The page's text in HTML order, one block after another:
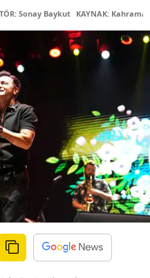
Sonay Baykut KAYNAK: